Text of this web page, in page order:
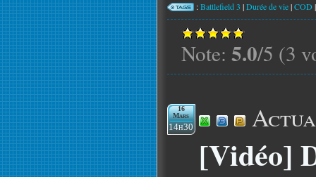
:Battlefield 3 |Durée de vie|COD
Note: 5.0/5 (3
16
Mars
14h30
[Vidéo]